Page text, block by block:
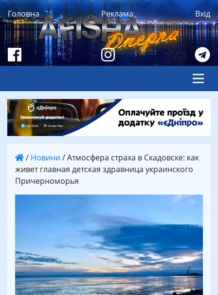
Головна Реклама Вхід
/ Новини /Атмосфера страха в Скадовске: как
живет главная детская здравница украинского
Причерноморья